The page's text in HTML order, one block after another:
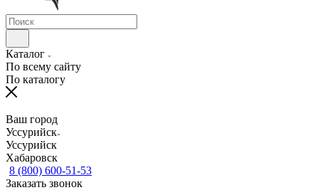
Каталог
По всему сайту
По каталогу
Ваш город
Уссурийск
Уссурийск
Хабаровск
8 (800) 600-51-53
Заказать звонок